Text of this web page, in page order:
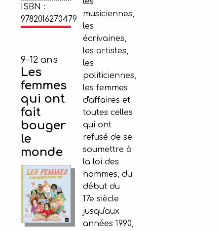
ISBN :
9782016270479
9-12 ans
Les
femmes
qui ont
fait
bouger
le
monde
musiciennes,
les
écrivaines,
les artistes,
les
politiciennes,
les femmes
d'affaires et
toutes celles
qui ont
refusé de se
soumettre à
la loi des
hommes, du
début du
17e siècle
jusqu'aux
années 1990,